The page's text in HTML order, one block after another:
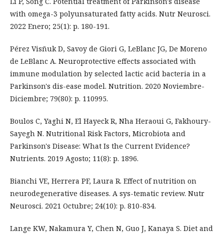
with omega-3 polyunsaturated fatty acids. Nutr Neurosci.
2022 Enero; 25(1): p. 180-191.
Pérez Visñuk D, Savoy de Giori G, LeBlanc JG, De Moreno
de LeBlanc A. Neuroprotective effects associated with
immune modulation by selected lactic acid bacteria in a
Parkinson's dis-ease model. Nutrition. 2020 Noviembre-
Diciembre; 79(80): p. 110995.
Boulos C, Yaghi N, El Hayeck R, Nha Heraoui G, Fakhoury-
Sayegh N. Nutritional Risk Factors, Microbiota and
Parkinson's Disease: What Is the Current Evidence?
Nutrients. 2019 Agosto; 11(8): p. 1896.
Bianchi VE, Herrera PF, Laura R. Effect of nutrition on
neurodegenerative diseases. A sys-tematic review. Nutr
Neurosci. 2021 Octubre; 24(10): p. 810-834.
Lange KW, Nakamura Y, Chen N, Guo J, Kanaya S. Diet and